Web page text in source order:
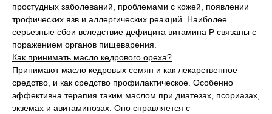
простудных заболеваний, проблемами с кожей, появлении
трофических язв и аллергических реакций. Наиболее
серьезные сбои вследствие дефицита витамина Р связаны с
поражением органов пищеварения.
Как принимать масло кедрового ореха?
Принимают масло кедровых семян и как лекарственное
средство, и как средство профилактическое. Особенно
эффективна терапия таким маслом при диатезах, псориазах,
экземах и авитаминозах. Оно справляется с